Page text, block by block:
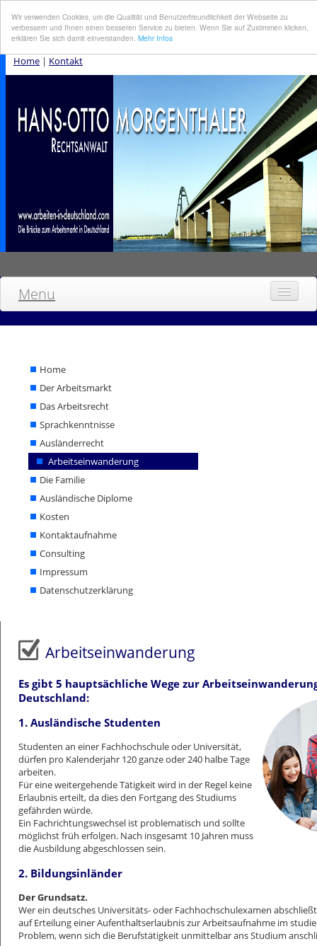
Wir verwenden Cookies, um die Qualität und Benutzerfreundlichkeit der Webseite zu
verbessern und Ihnen einen besseren Service zu bieten. Wenn Sie auf Zustimmen klicken,
erklären Sie sich damit einverstanden. Mehr Infos
Home | Kontakt
Menu
Home
Das Arbeitsrecht
Sprachkenntnisse
Ausländerrecht
Arbeitseinwanderung
Die Familie
Ausländische Diplome
Kosten
Consulting
Datenschutzerklärung
Home
Der Arbeitsmarkt
Das Arbeitsrecht
Sprachkenntnisse
Ausländerrecht
Arbeitseinwanderung
Die Familie
Ausländische Diplome
Kosten
Kontaktaufnahme
Consulting
Impressum
Datenschutzerklärung
Arbeitseinwanderung
Es gibt 5 hauptsächliche Wege zur
Deutschland:
1. Ausländische Studenten
Studenten an einer Fachhochschule oder Universität,
dürfen pro Kalenderjahr 120 ganze oder 240 halbe Tage
arbeiten.
Für eine weitergehende Tätigkeit wird in der Regel keine
Erlaubnis erteilt, da dies den Fortgang des Studiums
gefährden würde.
Ein Fachrichtungswechsel ist problematisch und sollte
möglichst früh erfolgen. Nach insgesamt 10 Jahren muss
die Ausbildung abgeschlossen sein.
2. Bildungsinländer
Der Grundsatz.
Wer ein deutsches Universitäts- oder Fachhochschulexamen
auf Erteilung einer Aufenthaltserlaubnis zur Arbeitsaufnahme im
Problem, wenn sich die Berufstätigkeit unmittelbar ans Studium